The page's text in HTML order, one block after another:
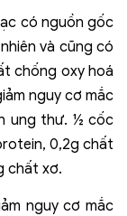
có nguồn gốc
và cũng có
chống oxy hoá
nguy cơ mắc
ung thư. ½ cốc
0,2g chất
chất xơ.
nguy cơ mắc